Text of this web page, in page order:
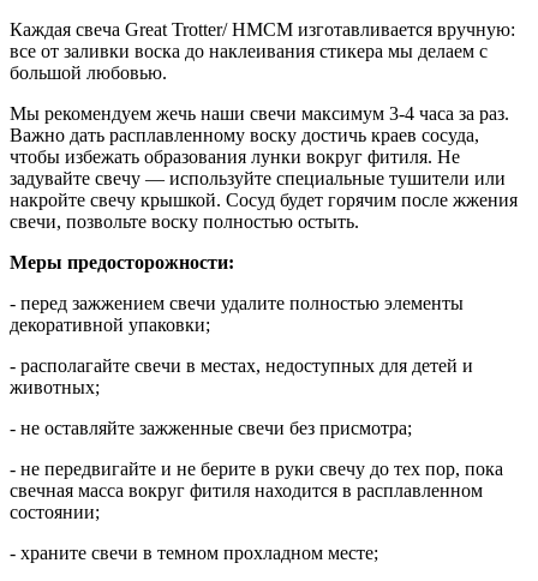
Каждая свеча Great Trotter/ HMCM изготавливается вручную:
все от заливки воска до наклеивания стикера мы делаем с
большой любовью.
Мы рекомендуем жечь наши свечи максимум 3-4 часа за раз.
Важно дать расплавленному воску достичь краев сосуда,
чтобы избежать образования лунки вокруг фитиля. Не
задувайте свечу — используйте специальные тушители или
накройте свечу крышкой. Сосуд будет горячим после жжения
свечи, позвольте воску полностью остыть.
Меры предосторожности:
- перед зажжением свечи удалите полностью элементы
декоративной упаковки;
- располагайте свечи в местах, недоступных для детей и
животных;
- не оставляйте зажженные свечи без присмотра;
- не передвигайте и не берите в руки свечу до тех пор, пока
свечная масса вокруг фитиля находится в расплавленном
состоянии;
- храните свечи в темном прохладном месте;